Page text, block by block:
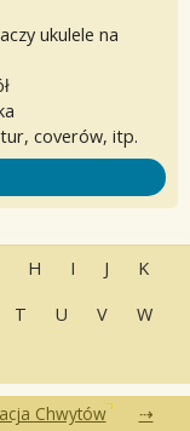
ukulele na
coverów, itp.
H I J
K
T U V
W
Chwytów